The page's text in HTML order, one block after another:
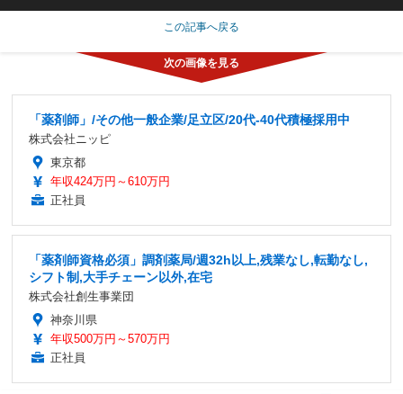
この記事へ戻る
「薬剤師」/その他一般企業/足立区/20代-40代積極採用中
株式会社ニッピ
東京都
年収424万円～610万円
正社員
「薬剤師資格必須」調剤薬局/週32h以上,残業なし,転勤なし,
シフト制,大手チェーン以外,在宅
株式会社創生事業団
神奈川県
年収500万円～570万円
正社員